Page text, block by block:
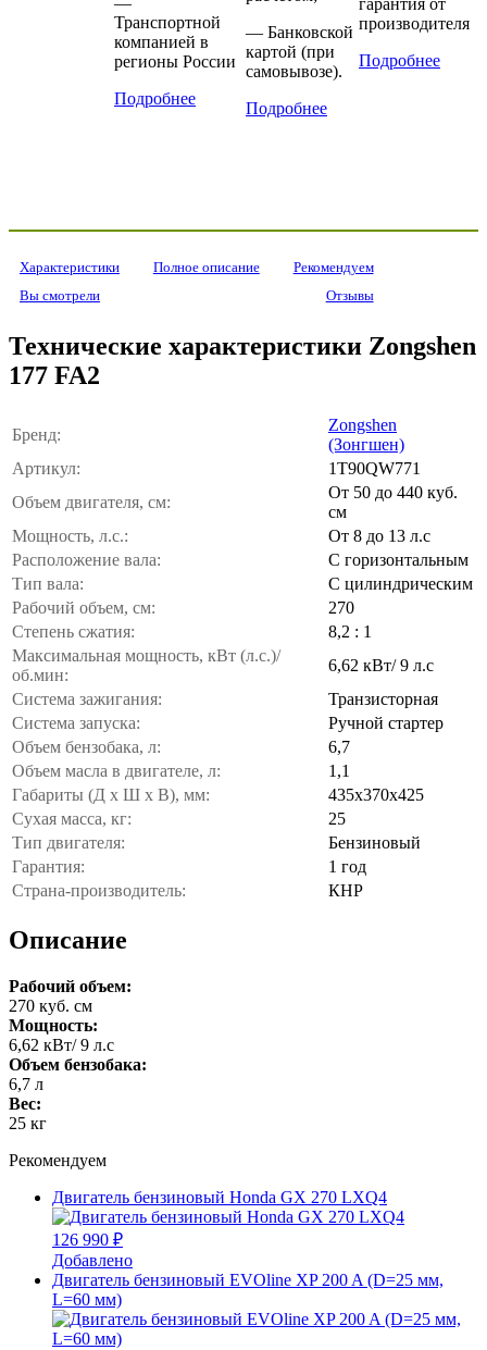
Транспортной
компанией в
регионы России
Подробнее
— Банковской
картой (при
самовывозе).
Подробнее
производителя
Подробнее
Характеристики Полное описание
Рекомендуем
Вы смотрели
Отзывы
Технические характеристики Zongshen
177 FA2
Бренд:
Zongshen
(Зонгшен)
Артикул:
1T90QW771
Объем двигателя, см:
От 50 до 440 куб.
см
Мощность, л.с.:
От 8 до 13 л.с
Расположение вала:
С горизонтальным
Тип вала:
С цилиндрическим
Рабочий объем, см:
270
Степень сжатия:
8,2 : 1
Максимальная мощность, кВт (л.с.)/
об.мин:
6,62 кВт/ 9 л.с
Система зажигания:
Транзисторная
Система запуска:
Ручной стартер
Объем бензобака, л:
6,7
Объем масла в двигателе, л:
1,1
Габариты (Д x Ш x В), мм:
435х370х425
Сухая масса, кг:
25
Тип двигателя:
Бензиновый
Гарантия:
1 год
Страна-производитель:
КНР
Описание
Рабочий объем:
270 куб. см
Мощность:
6,62 кВт/ 9 л.с
Объем бензобака:
6,7 л
Вес:
25 кг
Рекомендуем
Двигатель бензиновый Honda GX 270 LXQ4
126 990 ₽
Добавлено
Двигатель бензиновый EVOline XP 200 A (D=25 мм,
L=60 мм)